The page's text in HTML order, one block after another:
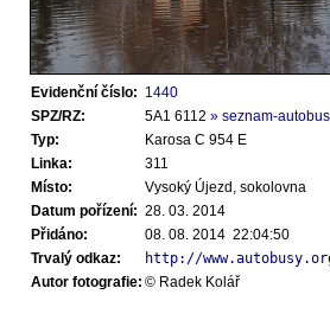
Evidenční číslo: 1440
SPZ/RZ:
5A1 6112 » seznam-
Typ:
Karosa C 954 E
Linka:
311
Místo:
Vysoký Újezd, sokolovna
Datum pořízení: 28. 03. 2014
Přidáno:
08. 08. 2014 22:04:50
Trvalý odkaz:
http://
Autor fotografie: © Radek Kolář